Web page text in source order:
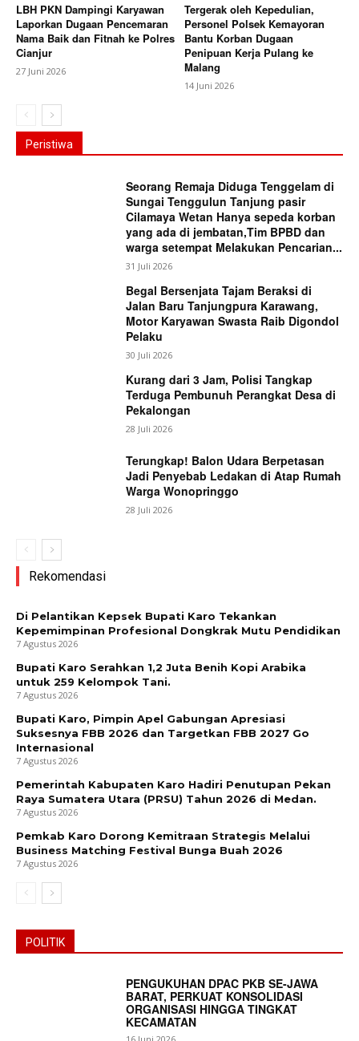
LBH PKN Dampingi Karyawan
Laporkan Dugaan Pencemaran
Nama Baik dan Fitnah ke Polres
Cianjur
27 Juni 2026
Tergerak oleh Kepedulian,
Personel Polsek Kemayoran
Bantu Korban Dugaan
Penipuan Kerja Pulang ke
Malang
14 Juni 2026
Peristiwa
Seorang Remaja Diduga Tenggelam di
Sungai Tenggulun Tanjung pasir
Cilamaya Wetan Hanya sepeda korban
yang ada di jembatan,Tim BPBD dan
warga setempat Melakukan Pencarian...
31 Juli 2026
Begal Bersenjata Tajam Beraksi di
Jalan Baru Tanjungpura Karawang,
Motor Karyawan Swasta Raib Digondol
Pelaku
30 Juli 2026
Kurang dari 3 Jam, Polisi Tangkap
Terduga Pembunuh Perangkat Desa di
Pekalongan
28 Juli 2026
Terungkap! Balon Udara Berpetasan
Jadi Penyebab Ledakan di Atap Rumah
Warga Wonopringgo
28 Juli 2026
Rekomendasi
Di Pelantikan Kepsek Bupati Karo Tekankan
Kepemimpinan Profesional Dongkrak Mutu Pendidikan
7 Agustus 2026
Bupati Karo Serahkan 1,2 Juta Benih Kopi Arabika
untuk 259 Kelompok Tani.
7 Agustus 2026
Bupati Karo, Pimpin Apel Gabungan Apresiasi
Suksesnya FBB 2026 dan Targetkan FBB 2027 Go
Internasional
7 Agustus 2026
Pemerintah Kabupaten Karo Hadiri Penutupan Pekan
Raya Sumatera Utara (PRSU) Tahun 2026 di Medan.
7 Agustus 2026
Pemkab Karo Dorong Kemitraan Strategis Melalui
Business Matching Festival Bunga Buah 2026
7 Agustus 2026
POLITIK
PENGUKUHAN DPAC PKB SE-JAWA
BARAT, PERKUAT KONSOLIDASI
ORGANISASI HINGGA TINGKAT
KECAMATAN